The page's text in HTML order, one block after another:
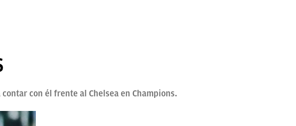
con él frente al Chelsea en Champions.